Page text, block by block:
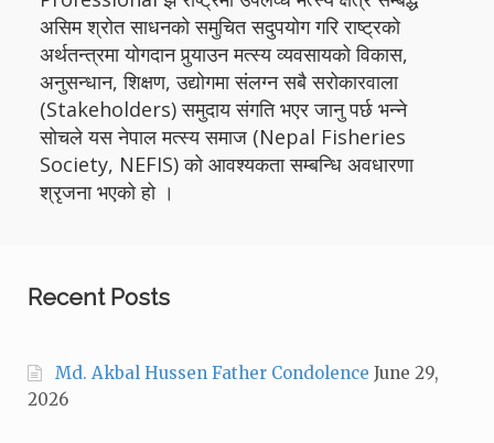
असिम श्रोत साधनको समुचित सदुपयोग गरि राष्ट्रको
अर्थतन्त्रमा योगदान पुर्‍याउन मत्स्य व्यवसायको विकास,
अनुसन्धान, शिक्षण, उद्योगमा संलग्न सबै सरोकारवाला
(Stakeholders) समुदाय संगति भएर जानु पर्छ भन्ने
सोचले यस नेपाल मत्स्य समाज (Nepal Fisheries
Society, NEFIS) को आवश्यकता सम्बन्धि अवधारणा
श्रृजना भएको हो ।
Recent Posts
Md. Akbal Hussen Father Condolence June 29,
2026